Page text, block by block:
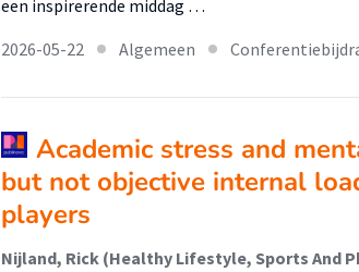
een inspirerende middag …
2026-05-22
Algemeen
Academic stress and
but not objective internal
players